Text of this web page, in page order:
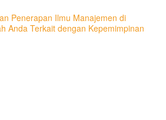
Penerapan Ilmu Manajemen di
Anda Terkait dengan Kepemimpinan